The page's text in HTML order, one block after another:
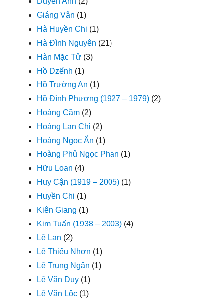
Giáng Vân (1)
Hà Huyền Chi (1)
Hà Đình Nguyên (21)
Hàn Mặc Tử (3)
Hồ Dzếnh (1)
Hồ Trường An (1)
Hồ Đình Phương (1927 – 1979) (2)
Hoàng Cầm (2)
Hoàng Lan Chi (2)
Hoàng Ngọc Ẩn (1)
Hoàng Phủ Ngọc Phan (1)
Hữu Loan (4)
Huy Cận (1919 – 2005) (1)
Huyền Chi (1)
Kiên Giang (1)
Kim Tuấn (1938 – 2003) (4)
Lệ Lan (2)
Lê Thiếu Nhơn (1)
Lê Trung Ngân (1)
Lê Văn Duy (1)
Lê Văn Lộc (1)